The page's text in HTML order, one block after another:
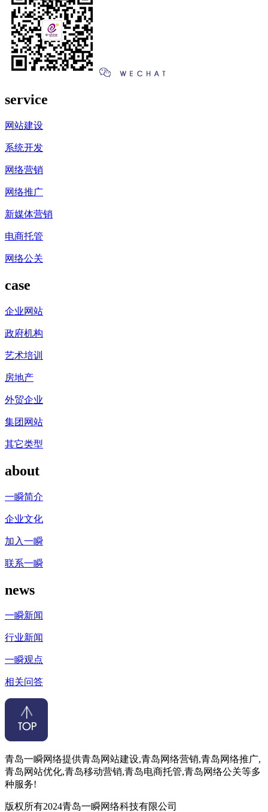
service
网站建设
系统开发
网络营销
网络推广
新媒体营销
电商托管
网络公关
case
企业网站
政府机构
艺术培训
房地产
外贸企业
集团网站
其它类型
about
一瞬简介
企业文化
加入一瞬
联系一瞬
news
一瞬新闻
行业新闻
一瞬观点
相关问答
青岛一瞬网络提供青岛网站建设,青岛网络营销,青岛网络推广,
青岛网站优化,青岛移动营销,青岛电商托管,青岛网络公关等多
种服务!
版权所有2024青岛一瞬网络科技有限公司